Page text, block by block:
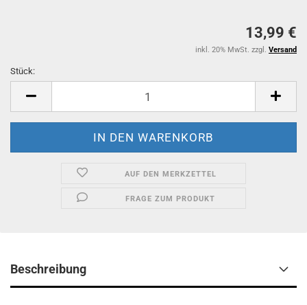
13,99 €
inkl. 20% MwSt. zzgl. Versand
Stück:
AUF DEN MERKZETTEL
FRAGE ZUM PRODUKT
Beschreibung